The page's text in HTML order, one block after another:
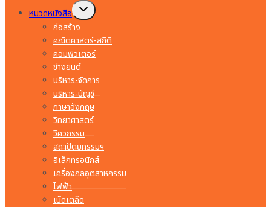
หมวดหนังสือ
Toggle
child
menu
ก่อสร้าง
คณิตศาสตร์-สถิติ
คอมพิวเตอร์
ช่างยนต์
บริหาร-จัดการ
บริหาร-บัญชี
ภาษาอังกฤษ
วิทยาศาสตร์
วิศวกรรม
สถาปัตยกรรมฯ
อิเล็กทรอนิกส์
เครื่องกลอุตสาหกรรม
ไฟฟ้า
เบ็ดเตล็ด